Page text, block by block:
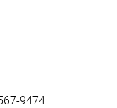
9474